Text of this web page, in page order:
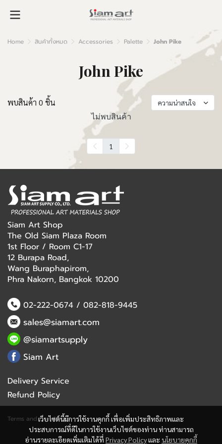
Home สินค้าทั้งหมด Accessories Palette John Pike
John Pike
พบสินค้า 0 ชิ้น ความน่าสนใจ
ไม่พบสินค้า
1
เว็บไซต์นี้มีการใช้งานคุกกี้ เพื่อเพิ่มประสิทธิภาพและ
ประสบการณ์ที่ดีในการใช้งานเว็บไซต์ของท่าน ท่านสามารถ
อ่านรายละเอียดเพิ่มเติมได้ที่ Privacy Policyและ นโยบายคุกกี้
Siam Art Shop
The Old Siam Plaza Room
1st Floor / Room C1-17
12 Burapa Road,
Wang Buraphapirom,
Phra Nakorn, Bangkok 10200
02-222-0674/ 082-818-9445
sales@siamart.com
@siamartsupply
Siam Art
Delivery Service
Refund Policy
Terms and Conditions